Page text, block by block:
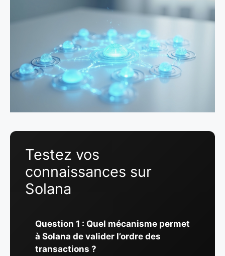
Testez vos
connaissances sur
Solana
Question 1 : Quel mécanisme permet
à Solana de valider l’ordre des
transactions ?